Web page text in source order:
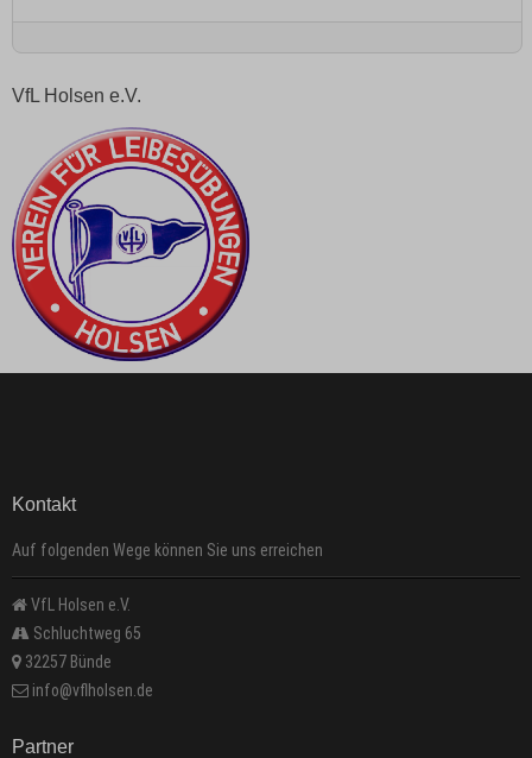
VfL Holsen e.V.
Kontakt
Auf folgenden Wege können Sie uns erreichen
VfL Holsen e.V.
Schluchtweg 65
32257 Bünde
info@vflholsen.de
Partner